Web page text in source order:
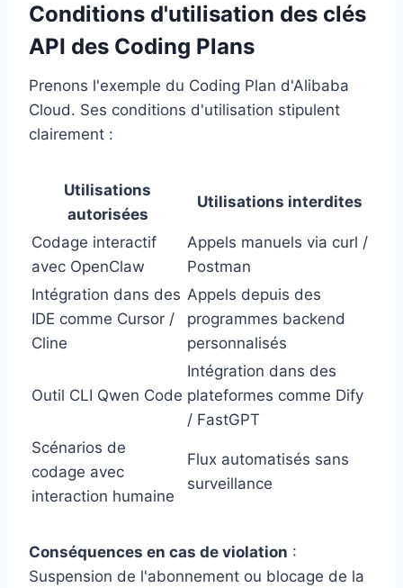
Conditions d'utilisation des clés
API des Coding Plans
Prenons l'exemple du Coding Plan d'Alibaba
Cloud. Ses conditions d'utilisation stipulent
clairement :
Utilisations
autorisées
Utilisations interdites
Codage interactif
avec OpenClaw
Appels manuels via curl /
Postman
Intégration dans des
IDE comme Cursor /
Cline
Appels depuis des
programmes backend
personnalisés
Outil CLI Qwen Code
Intégration dans des
plateformes comme Dify
/ FastGPT
Scénarios de
codage avec
interaction humaine
Flux automatisés sans
surveillance
Conséquences en cas de violation :
Suspension de l'abonnement ou blocage de la